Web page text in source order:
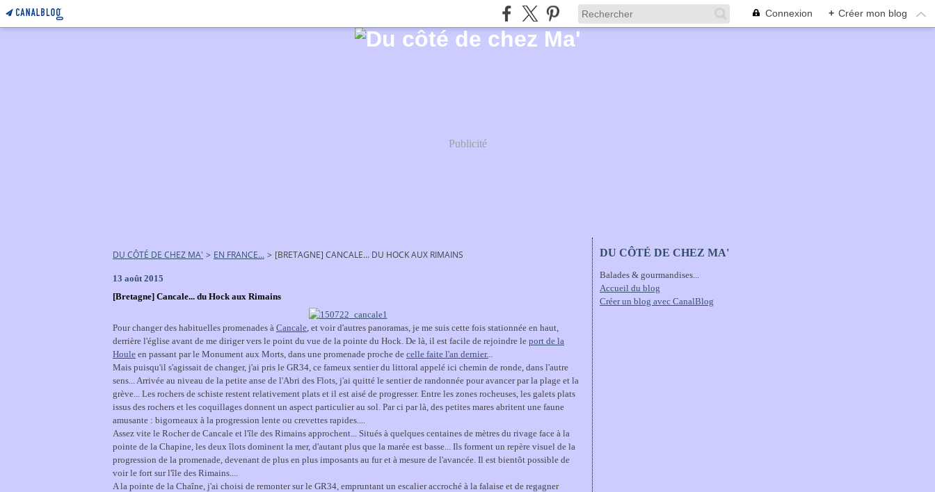
Connexion + Créer mon blog
Publicité
DU CÔTÉ DE CHEZ MA' > EN FRANCE... > [BRETAGNE] CANCALE... DU HOCK AUX RIMAINS
13 août 2015
[Bretagne] Cancale... du Hock aux Rimains
Pour changer des habituelles promenades à Cancale, et voir d'autres panoramas, je me suis cette fois stationnée en haut,
derrière l'église avant de me diriger vers le point du vue de la pointe du Hock. De là, il est facile de rejoindre le port de la
Houle en passant par le Monument aux Morts, dans une promenade proche de celle faite l'an dernier...
Mais puisqu'il s'agissait de changer, j'ai pris le GR34, ce fameux sentier du littoral appelé ici chemin de ronde, dans l'autre
sens... Arrivée au niveau de la petite anse de l'Abri des Flots, j'ai quitté le sentier de randonnée pour avancer par la plage et la
grève... Les rochers de schiste restent relativement plats et il est aisé de progresser. Entre les zones rocheuses, les galets plats
issus des rochers et les coquillages donnent un aspect particulier au sol. Par ci par là, des petites mares abritent une faune
amusante : bigorneaux à la progression lente ou crevettes rapides....
Assez vite le Rocher de Cancale et l'île des Rimains approchent... Situés à quelques centaines de mètres du rivage face à la
pointe de la Chapine, les deux îlots dominent la mer, d'autant plus que la marée est basse... Ils forment un repère visuel de la
progression de la promenade, devenant de plus en plus imposants au fur et à mesure de l'avancée. Il est bientôt possible de
voir le fort sur l'île des Rimains....
A la pointe de la Chaîne, j'ai choisi de remonter sur le GR34, empruntant un escalier accroché à la falaise et de regagner
DU CÔTÉ DE CHEZ MA'
Balades & gourmandises...
Accueil du blog
Créer un blog avec CanalBlog